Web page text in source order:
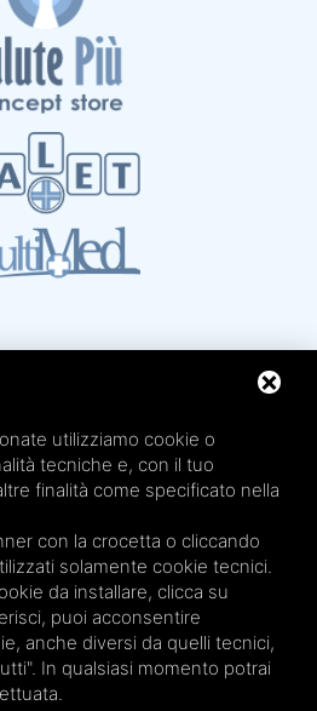
della Salute +
12/2 - 40126 Bologna - Tel/fax 051.4210046
BO n. 334452 - R.I. BO n. 56601 - Cap. Soc.
della Salute Più
utilizziamo cookie o
tecniche e, con il tuo
finalità come specificato nella
con la crocetta o cliccando
solamente cookie tecnici.
da installare, clicca su
puoi acconsentire
anche diversi da quelli tecnici,
In qualsiasi momento potrai